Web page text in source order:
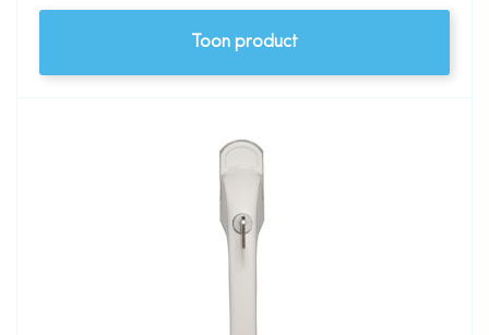
Toon product